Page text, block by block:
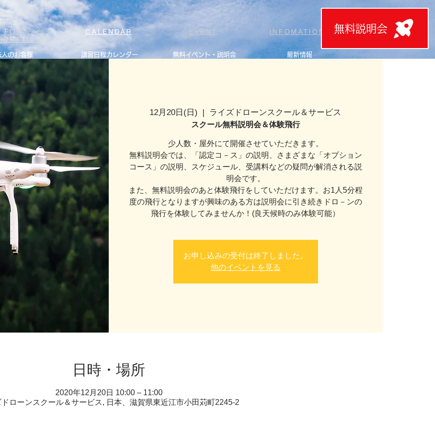
無料説明会
FOR
CALENDAR EVENT INFOMATION
人のお客様 講習日程カレンダー 無料イベント・説明会 最新情報
12月20日(日) ライズドローンスクール＆サービス
スクール無料説明会＆体験飛行
少人数・屋外にて開催させていただきます。
無料説明会では、「認定コ－ス」の説明、さまざまな「オプション
コース」の説明、スケジュール、受講料などの疑問が解消される説
明会です。
また、無料説明会のあと体験飛行をしていただけます。お1人5分程
度の飛行となりますが興味のある方は説明会に引き続きドロ－ンの
飛行を体験してみませんか！(良天候時のみ体験可能）
お申し込みの受付は終了しました。
他のイベントを見る
日時・場所
2020年12月20日 10:00 – 11:00
ローンスクール＆サービス, 日本、滋賀県東近江市小田苅町2245-2